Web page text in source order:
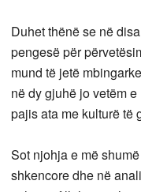
Duhet thënë se në
pengesë për
mund të jetë
në dy gjuhë jo vetëm
pajis ata me kulturë të
Sot njohja e më
shkencore dhe në